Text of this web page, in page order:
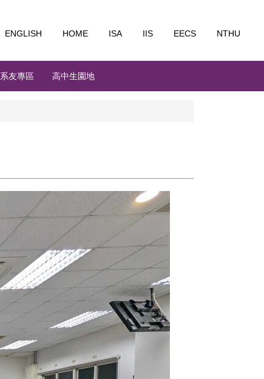
ENGLISH HOME ISA IIS EECS NTHU
系友專區 高中生園地